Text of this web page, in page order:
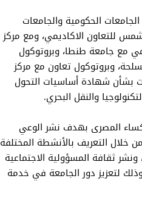
الحكومية والجامعات
للتعاون الاكاديمي، ومع مركز
مع جامعة طنطا، وبروتوكول
وبروتوكول تعاون مع مركز
بشأن شهادة أساسيات التحول
والنقل البحري.
المصرى بهدف نشر الوعي
خلال التعريف بالأنشطة المختلفة
ثقافة المسؤولية الاجتماعية
لتعزيز دور الجامعة في خدمة